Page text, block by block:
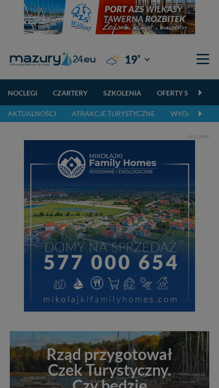
19° Giżycko
NOCLEGI CZARTERY SZKOLENIA OFERTY
AKTUALNOŚCI ATRAKCJE TURYSTYCZNE WYDARZENIA
REKLAMA
Rząd przygotował
Czek Turystyczny.